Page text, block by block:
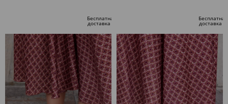
Бесплатная
доставка
Бесплатная
доставка